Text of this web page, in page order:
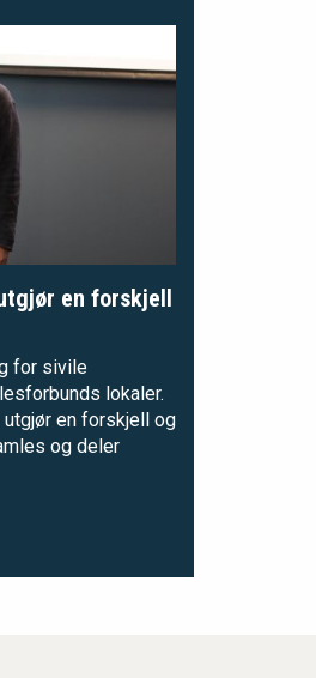
en forskjell
for sivile
lokaler.
en forskjell og
og deler